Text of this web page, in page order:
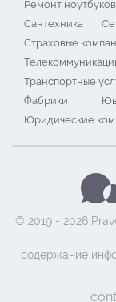
Ремонт
Сантехника
Страховые
Транспортные
Фабрики
Юридические
© 2019 - 2026
содержание